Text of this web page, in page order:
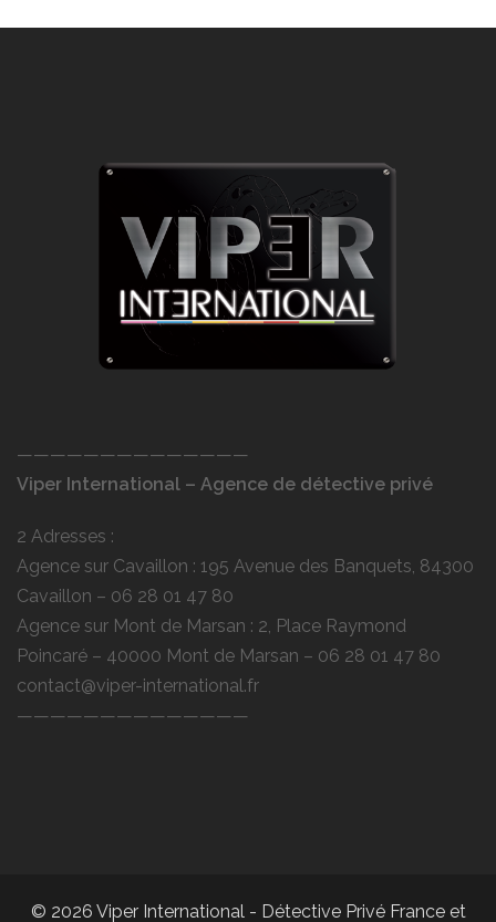
——————————————
Viper International – Agence de détective privé
2 Adresses :
Agence sur Cavaillon : 195 Avenue des Banquets, 84300
Cavaillon – 06 28 01 47 80
Agence sur Mont de Marsan : 2, Place Raymond
Poincaré – 40000 Mont de Marsan – 06 28 01 47 80
contact@viper-international.fr
——————————————
© 2026 Viper International - Détective Privé France et